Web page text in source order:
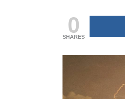
0
SHARES